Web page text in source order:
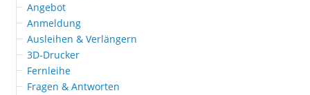
Angebot
Anmeldung
Ausleihen & Verlängern
3D-Drucker
Fernleihe
Fragen & Antworten